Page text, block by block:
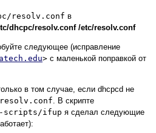
resolv.conf в
dhcpc/resolv.conf /etc/resolv.conf
следующее (исправление
> с маленькой поправкой от
в том случае, если dhcpcd не
. В скрипте
scripts/ifup я сделал следующие